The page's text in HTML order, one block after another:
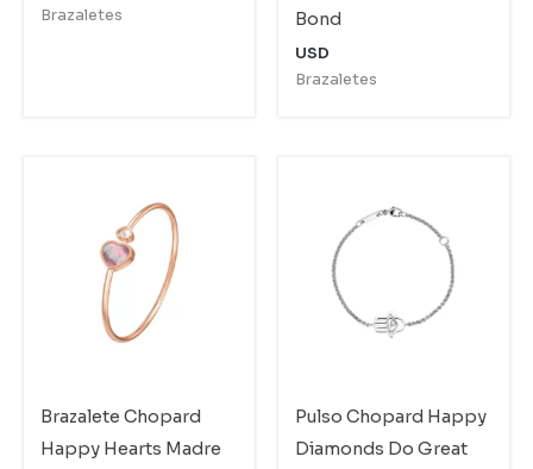
Brazaletes
Bond
USD
Brazaletes
Brazalete Chopard
Happy Hearts Madre
Pulso Chopard Happy
Diamonds Do Great